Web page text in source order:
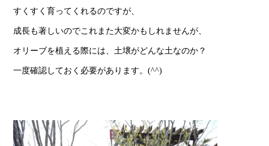
すくすく育ってくれるのですが、
成長も著しいのでこれまた大変かもしれませんが、
オリーブを植える際には、土壌がどんな土なのか？
一度確認しておく必要があります。(^^)